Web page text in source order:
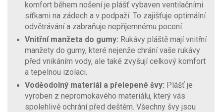
komfort během nošení je plášť vybaven ventilačními
síťkami na zádech a v podpaží. To zajišťuje optimální
odvětrávání a zabraňuje nepříjemnému pocení.
Vnitřní manžeta do gumy: Rukávy pláště mají vnitřní
manžety do gumy, které nejenže chrání vaše rukávy
před vnikáním vody, ale také zvyšují celkový komfort
a tepelnou izolaci.
Voděodolný materiál a přelepené švy: Plášť je
vyroben z nepromokavého materiálu, který vás
spolehlivě ochrání před deštěm. Všechny švy jsou